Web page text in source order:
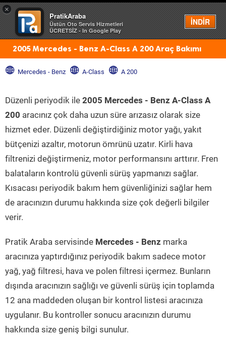
×
PratikAraba
Üstün Oto Servis Hizmetleri
ÜCRETSİZ - In Google Play
İNDİR
Menü
2005 Mercedes - Benz A-Class A 200 Araç Bakımı
Mercedes - Benz A-Class A 200
Düzenli periyodik ile 2005 Mercedes - Benz A-Class A
200 aracınız çok daha uzun süre arızasız olarak size
hizmet eder. Düzenli değiştirdiğiniz motor yağı, yakıt
bütçenizi azaltır, motorun ömrünü uzatır. Kirli hava
filtrenizi değiştirmeniz, motor performansını arttırır. Fren
balataların kontrolü güvenli sürüş yapmanızı sağlar.
Kısacası periyodik bakım hem güvenliğinizi sağlar hem
de aracınızın durumu hakkında size çok değerli bilgiler
verir.
Pratik Araba servisinde Mercedes - Benz marka
aracınıza yaptırdığınız periyodik bakım sadece motor
yağ, yağ filtresi, hava ve polen filtresi içermez. Bunların
dışında aracınızın sağlığı ve güvenli sürüş için toplamda
12 ana maddeden oluşan bir kontrol listesi aracınıza
uygulanır. Bu kontroller sonucu aracınızın durumu
hakkında size geniş bilgi sunulur.